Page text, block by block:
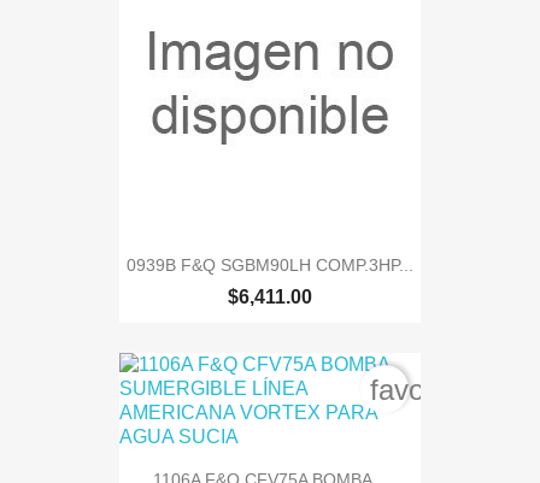
0939B F&Q SGBM90LH COMP.3HP...
$6,411.00